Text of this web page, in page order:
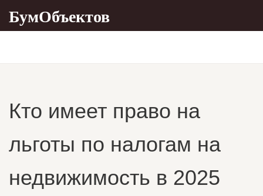
БумОбъектов
Кто имеет право на
льготы по налогам на
недвижимость в 2025